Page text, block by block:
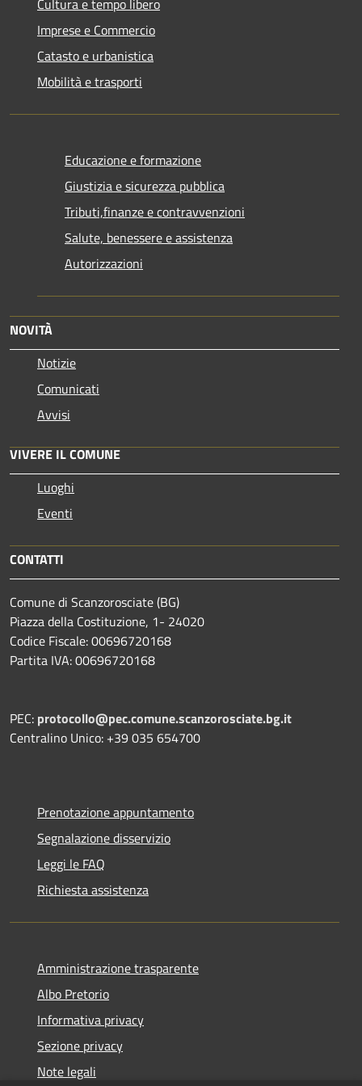
Cultura e tempo libero
Imprese e Commercio
Catasto e urbanistica
Mobilità e trasporti
Educazione e formazione
Giustizia e sicurezza pubblica
Tributi,finanze e contravvenzioni
Salute, benessere e assistenza
Autorizzazioni
NOVITÀ
Notizie
Comunicati
Avvisi
VIVERE IL COMUNE
Luoghi
Eventi
CONTATTI
Comune di Scanzorosciate (BG)
Piazza della Costituzione, 1- 24020
Codice Fiscale: 00696720168
Partita IVA: 00696720168
PEC: protocollo@pec.comune.scanzorosciate.bg.it
Centralino Unico: +39 035 654700
Prenotazione appuntamento
Segnalazione disservizio
Leggi le FAQ
Richiesta assistenza
Amministrazione trasparente
Albo Pretorio
Informativa privacy
Sezione privacy
Note legali